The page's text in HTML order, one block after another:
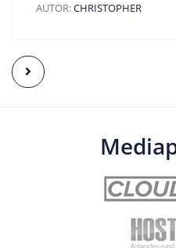
AUTOR:CHRISTOPHER
common.next